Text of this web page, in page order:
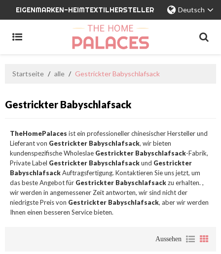
EIGENMARKEN-HEIMTEXTILHERSTELLER Deutsch
Startseite / alle / Gestrickter Babyschlafsack
Gestrickter Babyschlafsack
TheHomePalaces ist ein professioneller chinesischer Hersteller und
Lieferant von Gestrickter Babyschlafsack, wir bieten
kundenspezifische Wholeslae Gestrickter Babyschlafsack-Fabrik,
Private Label Gestrickter Babyschlafsackund Gestrickter
BabyschlafsackAuftragsfertigung. Kontaktieren Sie uns jetzt, um
das beste Angebot für Gestrickter Babyschlafsackzu erhalten. ,
wir werden in angemessener Zeit antworten, wir sind nicht der
niedrigste Preis von Gestrickter Babyschlafsack, aber wir werden
Ihnen einen besseren Service bieten.
Aussehen